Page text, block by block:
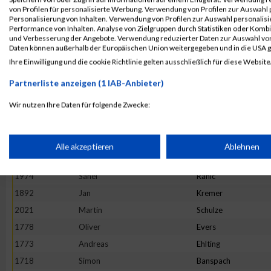
2078
Christian Wagner
1906
Dominik Laux
1728
Marcel Beilstein
1810
Christoph Goedtel
1729
Jan
Markus
1991
Martin Robrecht
1974
Sanel Rahic
1892
Jan Kremer
2021
Martin Schulze
1778
Oliver Evers
1773
Andreas Ehlting
1718
Simon Banspach
von Profilen für personalisierte Werbung. Verwendung von Profilen zur
Personalisierung von Inhalten. Verwendung von Profilen zur Auswahl
Performance von Inhalten. Analyse von Zielgruppen durch Statistiken oder
und Verbesserung der Angebote. Verwendung reduzierter Daten zur Auswahl
Daten können außerhalb der Europäischen Union weitergegeben und in die USA
Ihre Einwilligung und die cookie Richtlinie gelten ausschließlich für diese
Partnerliste anzeigen (1 IAB-Anbieter)
Wir nutzen Ihre Daten für folgende Zwecke:
Speichern von oder Zugriff auf Informationen auf einem
Verwendung reduzierter Daten zur Auswahl von Werbeanzeigen
Verwendung von Profilen zur Auswahl personalisierter Werbung
Alle akzeptieren Ablehnen